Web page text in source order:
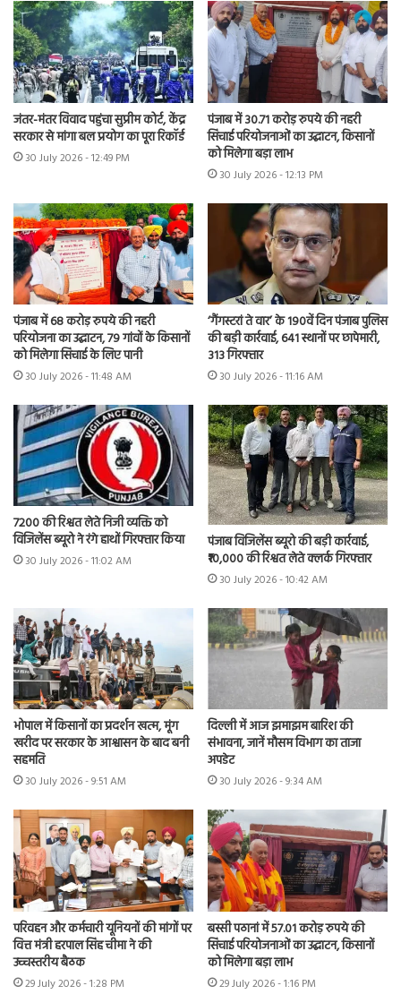
जंतर-मंतर विवाद पहुंचा सुप्रीम कोर्ट, केंद्र
सरकार से मांगा बल प्रयोग का पूरा रिकॉर्ड
30 July 2026 - 12:49 PM
पंजाब में 30.71 करोड़ रुपये की नहरी
सिंचाई परियोजनाओं का उद्घाटन, किसानों
को मिलेगा बड़ा लाभ
30 July 2026 - 12:13 PM
पंजाब में 68 करोड़ रुपये की नहरी
परियोजना का उद्घाटन, 79 गांवों के किसानों
को मिलेगा सिंचाई के लिए पानी
30 July 2026 - 11:48 AM
‘गैंगस्टरां ते वार’ के 190वें दिन पंजाब पुलिस
की बड़ी कार्रवाई, 641 स्थानों पर छापेमारी,
313 गिरफ्तार
30 July 2026 - 11:16 AM
7200 की रिश्वत लेते निजी व्यक्ति को
विजिलेंस ब्यूरो ने रंगे हाथों गिरफ्तार किया
30 July 2026 - 11:02 AM
पंजाब विजिलेंस ब्यूरो की बड़ी कार्रवाई,
₹10,000 की रिश्वत लेते क्लर्क गिरफ्तार
30 July 2026 - 10:42 AM
भोपाल में किसानों का प्रदर्शन खत्म, मूंग
खरीद पर सरकार के आश्वासन के बाद बनी
सहमति
30 July 2026 - 9:51 AM
दिल्ली में आज झमाझम बारिश की
संभावना, जानें मौसम विभाग का ताजा
अपडेट
30 July 2026 - 9:34 AM
परिवहन और कर्मचारी यूनियनों की मांगों पर
वित्त मंत्री हरपाल सिंह चीमा ने की
उच्चस्तरीय बैठक
29 July 2026 - 1:28 PM
बस्सी पठानां में 57.01 करोड़ रुपये की
सिंचाई परियोजनाओं का उद्घाटन, किसानों
को मिलेगा बड़ा लाभ
29 July 2026 - 1:16 PM